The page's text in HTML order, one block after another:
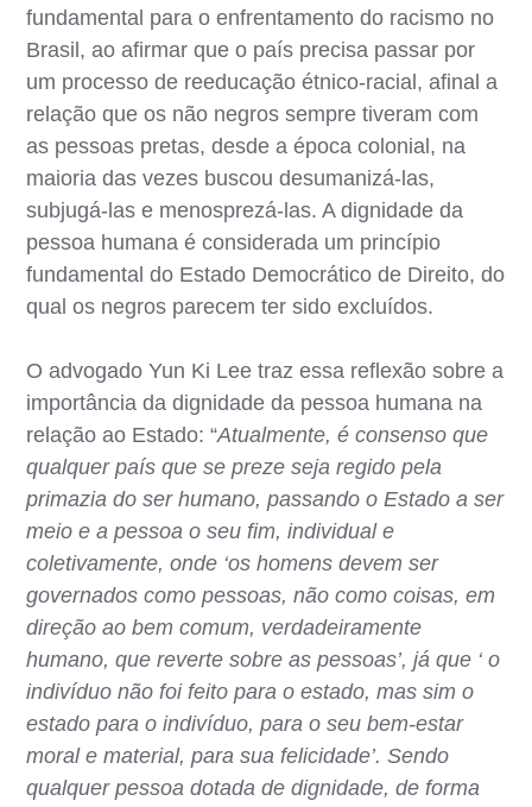
fundamental para o enfrentamento do racismo no
Brasil, ao afirmar que o país precisa passar por
um processo de reeducação étnico-racial, afinal a
relação que os não negros sempre tiveram com
as pessoas pretas, desde a época colonial, na
maioria das vezes buscou desumanizá-las,
subjugá-las e menosprezá-las. A dignidade da
pessoa humana é considerada um princípio
fundamental do Estado Democrático de Direito, do
qual os negros parecem ter sido excluídos.
O advogado Yun Ki Lee traz essa reflexão sobre a
importância da dignidade da pessoa humana na
relação ao Estado: “Atualmente, é consenso que
qualquer país que se preze seja regido pela
primazia do ser humano, passando o Estado a ser
meio e a pessoa o seu fim, individual e
coletivamente, onde ‘os homens devem ser
governados como pessoas, não como coisas, em
direção ao bem comum, verdadeiramente
humano, que reverte sobre as pessoas’, já que ‘ o
indivíduo não foi feito para o estado, mas sim o
estado para o indivíduo, para o seu bem-estar
moral e material, para sua felicidade’. Sendo
qualquer pessoa dotada de dignidade, de forma